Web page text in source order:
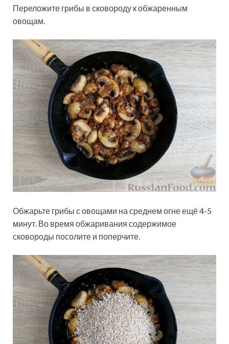
Переложите грибы в сковороду к обжаренным
овощам.
Обжарьте грибы с овощами на среднем огне ещё 4-5
минут. Во время обжаривания содержимое
сковороды посолите и поперчите.